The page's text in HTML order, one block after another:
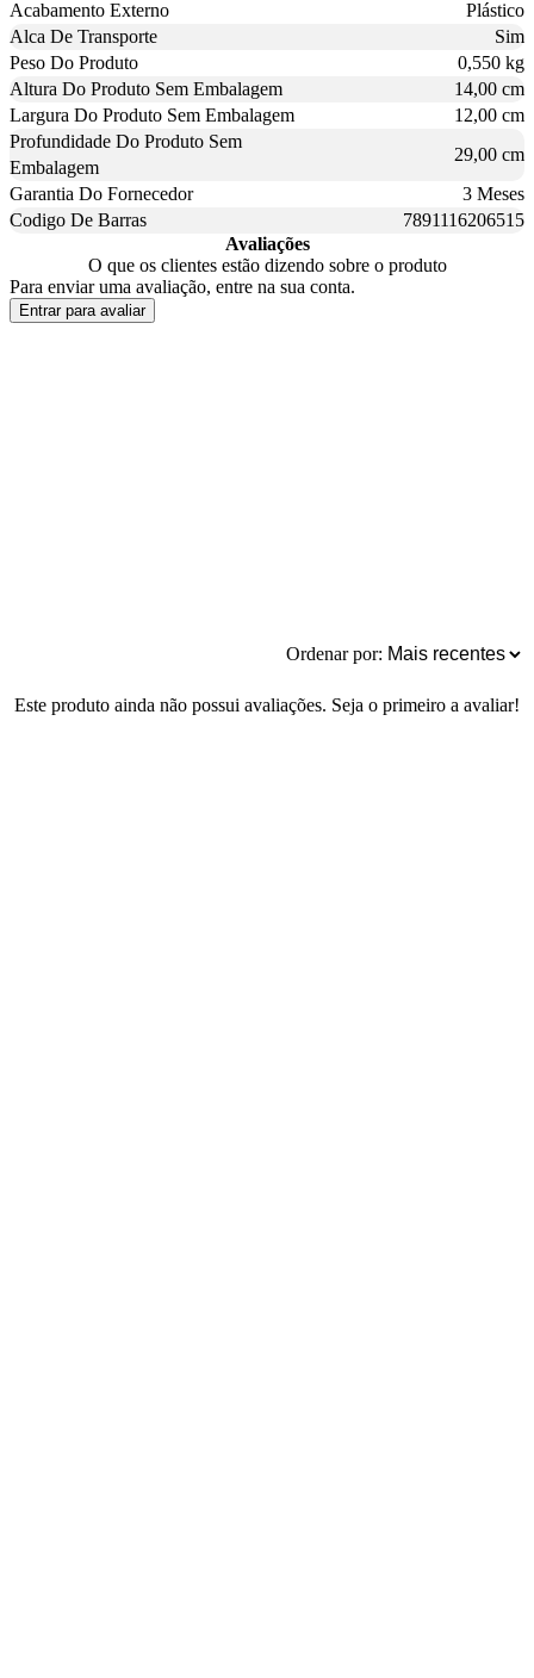
Acabamento Externo
Plástico
Alca De Transporte
Sim
Peso Do Produto
0,550 kg
Altura Do Produto Sem Embalagem
14,00 cm
Largura Do Produto Sem Embalagem
12,00 cm
Profundidade Do Produto Sem
Embalagem
29,00 cm
Garantia Do Fornecedor
3 Meses
Codigo De Barras
7891116206515
Avaliações
O que os clientes estão dizendo sobre o produto
Para enviar uma avaliação, entre na sua conta.
Entrar para avaliar
Ordenar por:
Este produto ainda não possui avaliações. Seja o primeiro a avaliar!